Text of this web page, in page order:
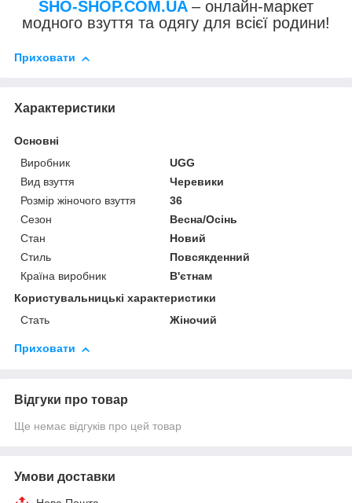
SHO-SHOP.COM.UA – онлайн-маркет
модного взуття та одягу для всієї родини!
Приховати
Характеристики
Основні
Виробник
UGG
Вид взуття
Черевики
Розмір жіночого взуття
36
Сезон
Весна/Осінь
Стан
Новий
Стиль
Повсякденний
Країна виробник
В'єтнам
Користувальницькі характеристики
Стать
Жіночий
Приховати
Відгуки про товар
Ще немає відгуків про цей товар
Умови доставки